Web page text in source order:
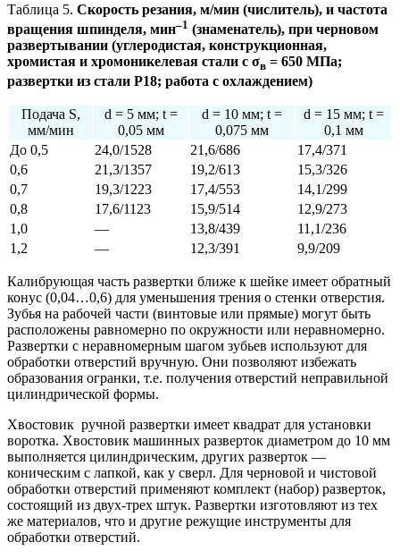
Таблица 5. Скорость резания, м/мин (числитель), и частота
вращения шпинделя, мин–1 (знаменатель), при черновом
развертывании (углеродистая, конструкционная,
хромистая и хромоникелевая стали с σв = 650 МПа;
развертки из стали Р18; работа с охлаждением)
Подача S,
мм/мин
d = 5 мм; t =
0,05 мм
d = 10 мм; t =
0,075 мм
d = 15 мм; t =
0,1 мм
До 0,5
24,0/1528 21,6/686
17,4/371
0,6
21,3/1357 19,2/613
15,3/326
0,7
19,3/1223 17,4/553
14,1/299
0,8
17,6/1123 15,9/514
12,9/273
1,0
— 13,8/439
11,1/236
1,2
— 12,3/391 9,9/209
Калибрующая часть развертки ближе к шейке имеет обратный
конус (0,04…0,6) для уменьшения трения о стенки отверстия.
Зубья на рабочей части (винтовые или прямые) могут быть
расположены равномерно по окружности или неравномерно.
Развертки с неравномерным шагом зубьев используют для
обработки отверстий вручную. Они позволяют избежать
образования огранки, т.е. получения отверстий неправильной
цилиндрической формы.
Хвостовик ручной развертки имеет квадрат для установки
воротка. Хвостовик машинных разверток диаметром до 10 мм
выполняется цилиндрическим, других разверток —
коническим с лапкой, как у сверл. Для черновой и чистовой
обработки отверстий применяют комплект (набор) разверток,
состоящий из двух-трех штук. Развертки изготовляют из тех
же материалов, что и другие режущие инструменты для
обработки отверстий.